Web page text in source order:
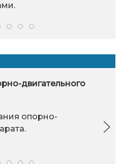
двигательного
опорно-